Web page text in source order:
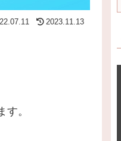
2023.11.13
。